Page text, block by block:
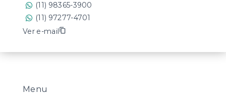
Menu
(11) 98365-3900
(11) 97277-4701
Ver e-mail